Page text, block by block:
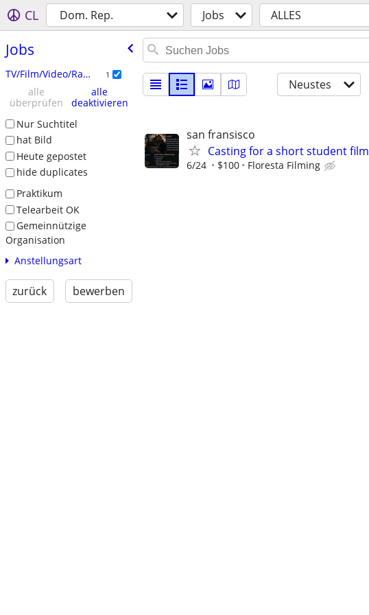
CL Dom. Rep. Jobs ALLES
Jobs
TV/Film/Video/Radio 1
alle
überprüfen
alle
deaktivieren
Nur Suchtitel
hat Bild
Heute gepostet
hide duplicates
Praktikum
Telearbeit OK
Gemeinnützige
Organisation
Anstellungsart
zurück bewerben
Neustes
san fransisco
Casting for a short student film
6/24 $100 Floresta Filming